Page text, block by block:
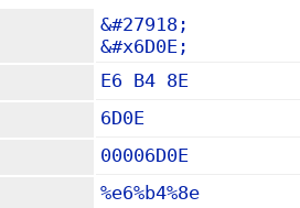
&#27918;
&#x6D0E;
E6 B4 8E
6D0E
00006D0E
%e6%b4%8e